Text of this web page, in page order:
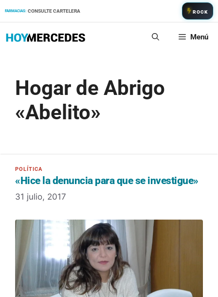
FARMACIAS: CONSULTE CARTELERA ROCK
Menú
Hogar de Abrigo
«Abelito»
«Hice la denuncia para que se investigue»
31 julio, 2017